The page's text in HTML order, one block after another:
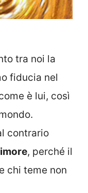
tra noi la
fiducia nel
è lui, così
contrario
, perché il
chi teme non